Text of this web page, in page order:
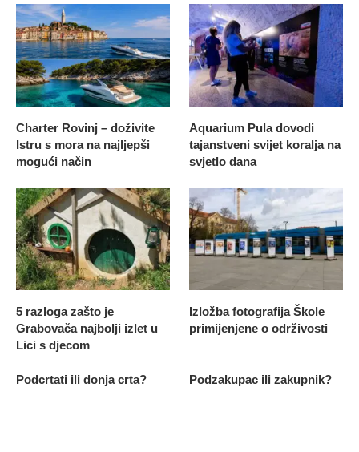
Charter Rovinj – doživite
Istru s mora na najljepši
mogući način
Aquarium Pula dovodi
tajanstveni svijet koralja na
svjetlo dana
5 razloga zašto je
Grabovača najbolji izlet u
Lici s djecom
Izložba fotografija Škole
primijenjene o održivosti
Podcrtati ili donja crta? Podzakupac ili zakupnik?